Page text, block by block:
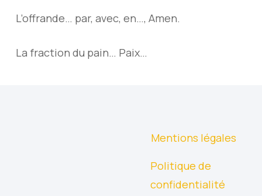
L’offrande… par, avec, en…, Amen.
La fraction du pain… Paix…
Mentions légales
Politique de
confidentialité